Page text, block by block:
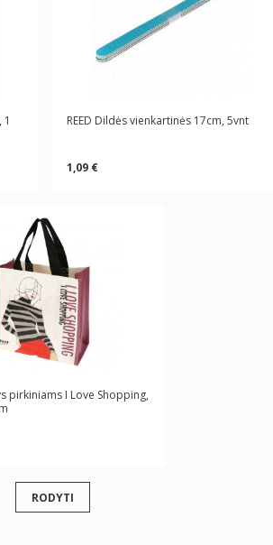
REED Dildės vienkartinės 17cm, 5vnt
1,09 €
pirkiniams I Love Shopping,
RODYTI